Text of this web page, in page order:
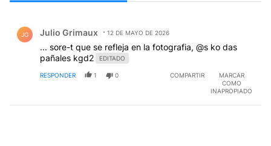
JG Julio Grimaux 12 DE MAYO DE 2026
... sore-t que se refleja en la fotografia, @s ko das
pañales kgd2
EDITADO
RESPONDER 1 0 COMPARTIR
MARCAR
COMO
INAPROPIADO